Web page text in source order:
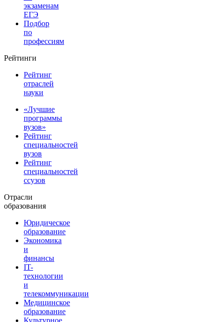
экзаменам
ЕГЭ
Подбор
по
профессиям
Рейтинги
Рейтинг
отраслей
науки
«Лучшие
программы
вузов»
Рейтинг
специальностей
вузов
Рейтинг
специальностей
ссузов
Отрасли
образования
Юридическое
образование
Экономика
и
финансы
IT-
технологии
и
телекоммуникации
Медицинское
образование
Культурное